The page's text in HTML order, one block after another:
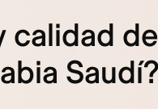
calidad de